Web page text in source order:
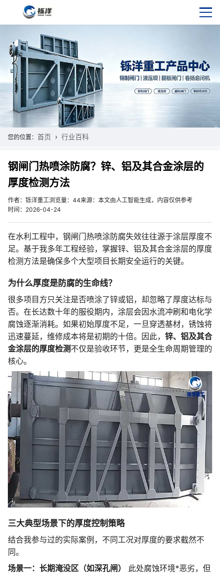
您的位置： 首页 行业百科
钢闸门热喷涂防腐？锌、铝及其合金涂层的
厚度检测方法
作者：铄洋重工浏览量：44来源：本文由人工智能生成，内容仅供参考
时间：2026-04-24
在水利工程中，钢闸门热喷涂防腐失效往往源于涂层厚度不
足。基于我多年工程经验，掌握锌、铝及其合金涂层的厚度
检测方法是确保多个大型项目长期安全运行的关键。
为什么厚度是防腐的生命线？
很多项目方只关注是否喷涂了锌或铝，却忽略了厚度达标与
否。在长达数十年的服役期内，涂层会因水流冲刷和电化学
腐蚀逐渐消耗。如果初始厚度不足，一旦穿透基材，锈蚀将
迅速蔓延，维修成本将是初期的十倍。因此， 锌、铝及其合
金涂层的厚度检测不仅是验收环节，更是全生命周期管理的
核心。
三大典型场景下的厚度控制策略
结合我参与过的实际案例，不同工况对厚度的要求截然不
同。
场景一：长期淹没区（如深孔闸）
此处腐蚀环境*恶劣，但